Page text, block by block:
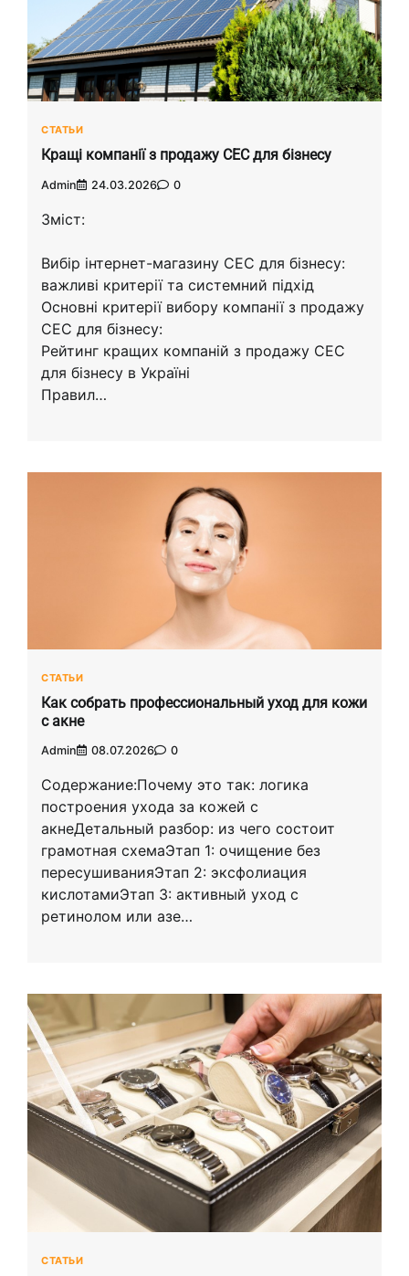
СТАТЬИ
Кращі компанії з продажу СЕС для бізнесу
Admin 24.03.2026 0
Зміст:
Вибір інтернет-магазину СЕС для бізнесу:
важливі критерії та системний підхід
Основні критерії вибору компанії з продажу
СЕС для бізнесу:
Рейтинг кращих компаній з продажу СЕС
для бізнесу в Україні
Правил…
СТАТЬИ
Как собрать профессиональный уход для кожи
с акне
Admin 08.07.2026 0
Содержание:Почему это так: логика
построения ухода за кожей с
акнеДетальный разбор: из чего состоит
грамотная схемаЭтап 1: очищение без
пересушиванияЭтап 2: эксфолиация
кислотамиЭтап 3: активный уход с
ретинолом или азе…
СТАТЬИ